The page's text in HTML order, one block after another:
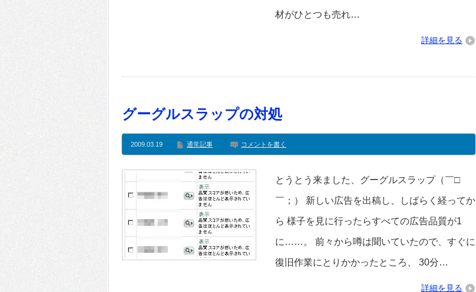
材がひとつも売れ…
詳細を見る
グーグルスラップの対処
2009.03.19 通常記事 コメントを書く
とうとう来ました、グーグルスラップ（￣□
￣；） 新しい広告を出稿し、しばらく経ってか
ら 様子を見に行ったらすべての広告品質が1
に……。 前々から噂は聞いていたので、すぐに
復旧作業にとりかかったところ、 30分…
詳細を見る